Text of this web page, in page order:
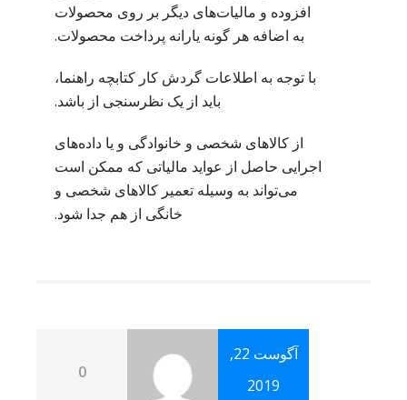
افزوده و مالیات‌های دیگر بر روی محصولات
به اضافه هر گونه یارانه پرداخت محصولات.
با توجه به اطلاعات گردش کار کتابچه راهنما،
باید از یک نظرسنجی از باشد.
از کالاهای شخصی و خانوادگی و یا داده‌های
اجرایی حاصل از عواید مالیاتی که ممکن است
می‌تواند به وسیله تعمیر کالاهای شخصی و
خانگی از هم جدا شود.
آگوست 22,
2019
0